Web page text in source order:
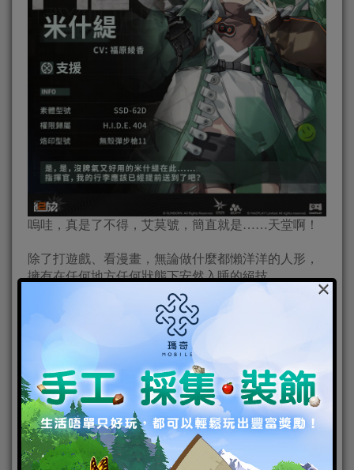
嗚哇，真是了不得，艾莫號，簡直就是……天堂啊！
除了打遊戲、看漫畫，無論做什麼都懶洋洋的人形，
擁有在任何地方任何狀態下安然入睡的絕技。
看似將躺平發揮到極致的她，在危機時刻也會顯露出
但本人覺得最好還是不要有「危急時刻」比較好
×